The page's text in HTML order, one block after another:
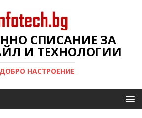
СПИСАНИЕ ЗА
И ТЕХНОЛОГИИ
НАСТРОЕНИЕ